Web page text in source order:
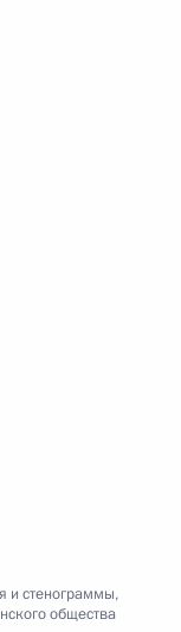
и стенограммы,
общества